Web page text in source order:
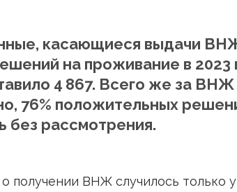
касающиеся выдачи
на проживание в 2023
4 867. Всего же за ВНЖ
76% положительных
без рассмотрения.
получении ВНЖ случилось только у